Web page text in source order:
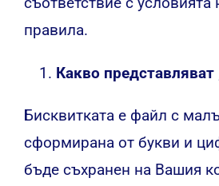
правила.
Какво представляват
Бисквитката е файл с
сформирана от букви и
бъде съхранен на Вашия